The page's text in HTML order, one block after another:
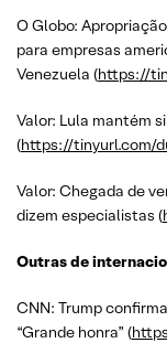
O Globo:
para empresas
Venezuela (https://
Valor: Lula mantém
(https://tinyurl.com/
Valor: Chegada de
dizem especialistas (
Outras de
CNN: Trump
“Grande honra” (